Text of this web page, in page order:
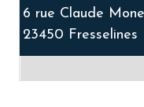
6 rue Claude
23450 Fresselines